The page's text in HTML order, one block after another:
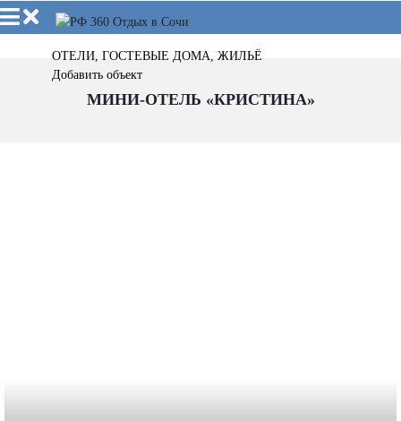
ОТЕЛИ, ГОСТЕВЫЕ ДОМА, ЖИЛЬЁ
Добавить объект
МИНИ-ОТЕЛЬ «КРИСТИНА»